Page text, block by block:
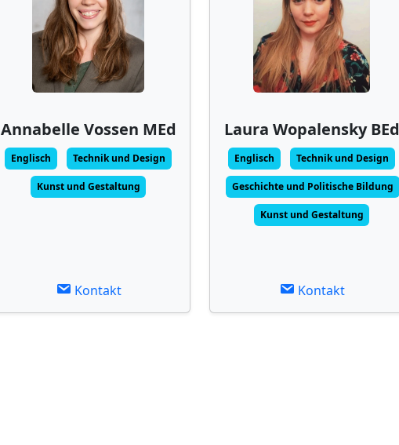
Annabelle Vossen MEd
Englisch Technik und Design
Kunst und Gestaltung
Kontakt
Laura Wopalensky BEd
Englisch Technik und Design
Geschichte und Politische Bildung
Kunst und Gestaltung
Kontakt